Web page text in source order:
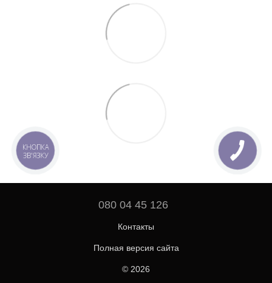
080 04 45 126
Контакты
Полная версия сайта
© 2026
КНОПКА
ЗВ'ЯЗКУ